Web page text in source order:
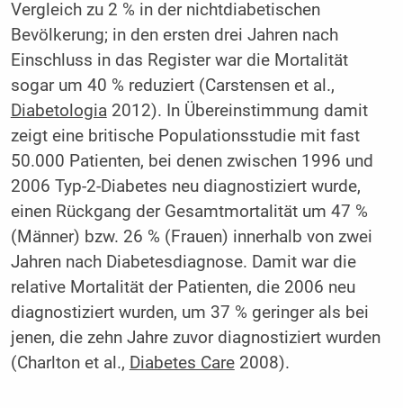
Vergleich zu 2 % in der nichtdiabetischen
Bevölkerung; in den ersten drei Jahren nach
Einschluss in das Register war die Mortalität
sogar um 40 % reduziert (Carstensen et al.,
Diabetologia2012). In Übereinstimmung damit
zeigt eine britische Populationsstudie mit fast
50.000 Patienten, bei denen zwischen 1996 und
2006 Typ-2-Diabetes neu diagnostiziert wurde,
einen Rückgang der Gesamtmortalität um 47 %
(Männer) bzw. 26 % (Frauen) innerhalb von zwei
Jahren nach Diabetesdiagnose. Damit war die
relative Mortalität der Patienten, die 2006 neu
diagnostiziert wurden, um 37 % geringer als bei
jenen, die zehn Jahre zuvor diagnostiziert wurden
(Charlton et al., Diabetes Care2008).